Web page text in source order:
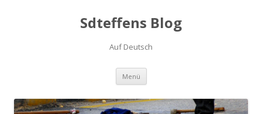
Sdteffens Blog
Auf Deutsch
Menü Zum Inhalt springen